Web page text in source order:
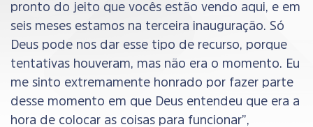
pronto do jeito que vocês estão vendo aqui, e em
seis meses estamos na terceira inauguração. Só
Deus pode nos dar esse tipo de recurso, porque
tentativas houveram, mas não era o momento. Eu
me sinto extremamente honrado por fazer parte
desse momento em que Deus entendeu que era a
hora de colocar as coisas para funcionar”,